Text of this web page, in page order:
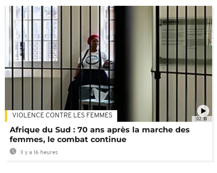
02:30
VIOLENCE CONTRE LES FEMMES
Afrique du Sud : 70 ans après la marche des
femmes, le combat continue
Il y a 16 heures